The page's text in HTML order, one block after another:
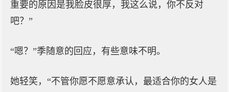
重要的原因是我脸皮很厚，我这么说，你不反对
吧？”
“嗯？”季随意的回应，有些意味不明。
她轻笑，“不管你愿不愿意承认，最适合你的女人是